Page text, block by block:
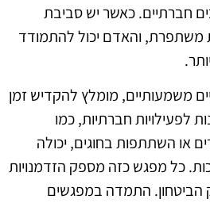
חברתיים. כאשר יש סביבת
משתפרת, והאדם יכול להתמודד
משמעותיים, מומלץ להקדיש זמן
לפעילויות חברתיות, כמו
או השתתפות בחוגים, יכולה
כל מפגש כזה מספק הזדמנויות
הביטחון. התמדה במפגשים